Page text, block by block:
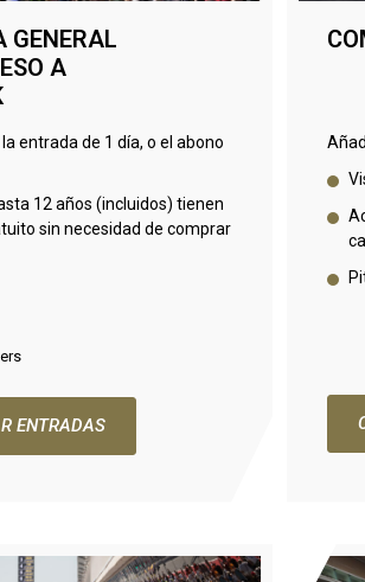
GENERAL
A
entrada de 1 día, o el abono
12 años (incluidos) tienen
sin necesidad de comprar
ENTRADAS